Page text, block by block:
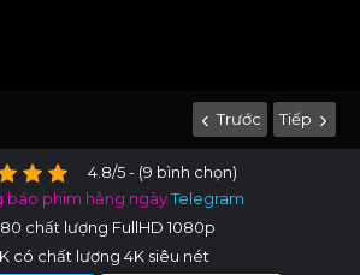
Trước Tiếp
4.8/5 - (9 bình chọn)
báo phim hằng ngàyTelegram
chất lượng FullHD 1080p
có chất lượng 4K siêu nét